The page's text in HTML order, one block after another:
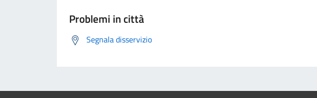
Problemi in città
Segnala disservizio